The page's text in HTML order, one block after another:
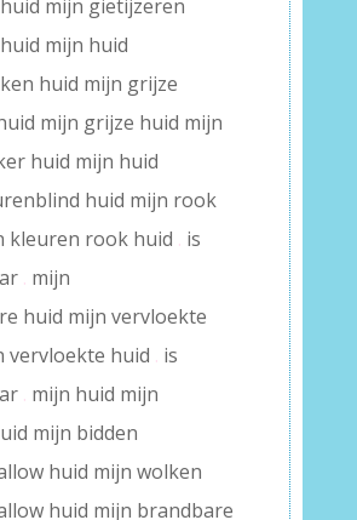
mijn gietijzeren
mijn huid
huid mijn grijze
mijn grijze huid mijn
huid mijn huid
huid mijn rook
kleuren rook huid . is
. mijn
huid mijn vervloekte
vervloekte huid . is
. mijn huid mijn
mijn bidden
huid mijn wolken
huid mijn brandbare